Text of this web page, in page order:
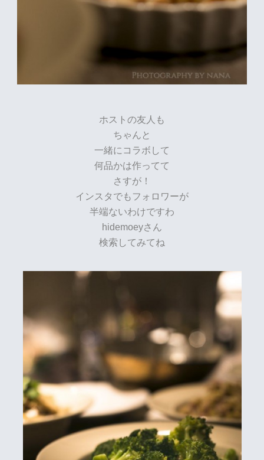
ホストの友人も
ちゃんと
一緒にコラボして
何品かは作ってて
さすが！
インスタでもフォロワーが
半端ないわけですわ
hidemoeyさん
検索してみてね